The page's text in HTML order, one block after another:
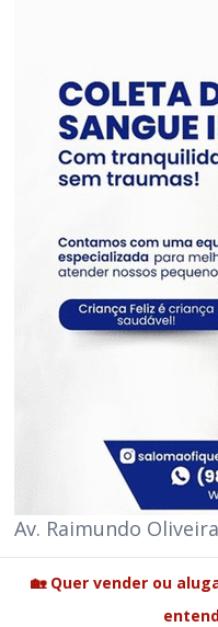
Av. Raimundo
🏡 Quer vender ou